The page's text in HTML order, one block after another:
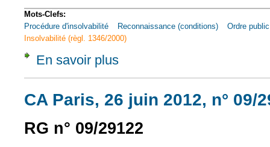
Mots-Clefs:
Procédure d'insolvabilité
Reconnaissance (conditions)
Ordre public
Insolvabilité (règl. 1346/2000)
En savoir plus
CA Paris, 26 juin 2012, n° 09/
RG n° 09/29122